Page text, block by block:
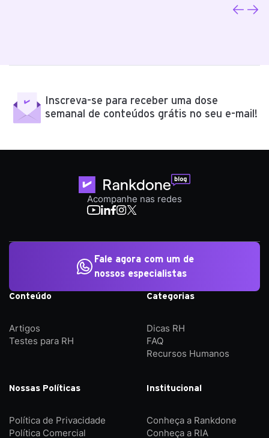
Inscreva-se para receber uma dose
semanal de conteúdos grátis no seu e-mail!
Acompanhe nas redes
Conteúdo
Artigos
Testes para RH
Categorias
Dicas RH
FAQ
Recursos Humanos
Nossas Políticas
Política de Privacidade
Política Comercial
Institucional
Conheça a Rankdone
Conheça a RIA
Fale agora com um de
nossos especialistas